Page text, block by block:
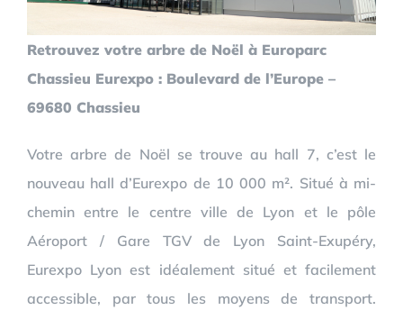
Retrouvez votre arbre de Noël à Europarc
Chassieu Eurexpo : Boulevard de l’Europe –
69680 Chassieu
Votre arbre de Noël se trouve au hall 7, c’est le
nouveau hall d’Eurexpo de 10 000 m². Situé à mi-
chemin entre le centre ville de Lyon et le pôle
Aéroport / Gare TGV de Lyon Saint-Exupéry,
Eurexpo Lyon est idéalement situé et facilement
accessible, par tous les moyens de transport.